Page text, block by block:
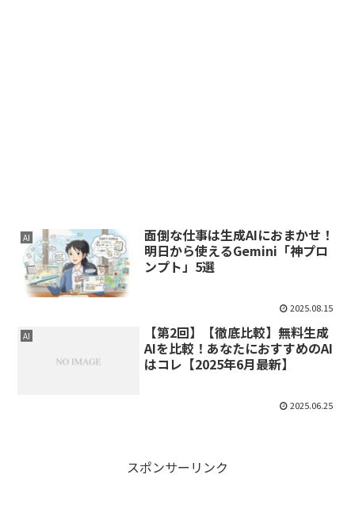
AI
面倒な仕事は生成AIにおまかせ！
明日から使えるGemini「神プロ
ンプト」5選
2025.08.15
AI
【第2回】【徹底比較】無料生成
AIを比較！あなたにおすすめのAI
はコレ【2025年6月最新】
2025.06.25
スポンサーリンク